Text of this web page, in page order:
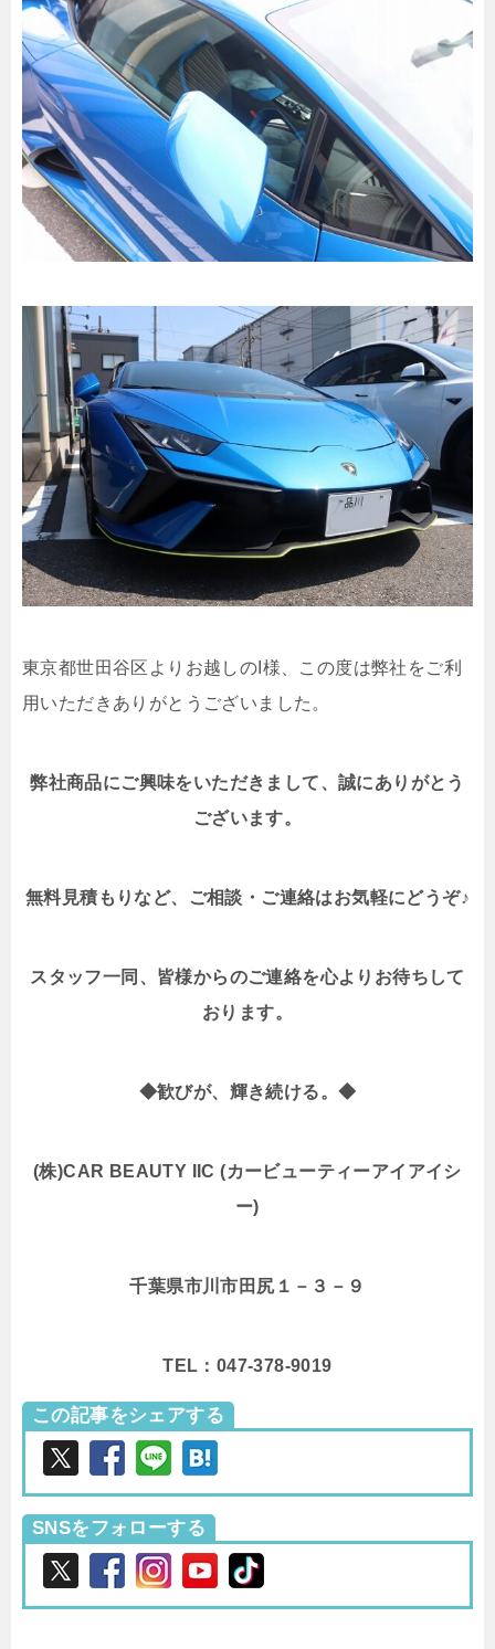
東京都世田谷区よりお越しのI様、この度は弊社をご利
用いただきありがとうございました。
弊社商品にご興味をいただきまして、誠にありがとう
ございます。
無料見積もりなど、ご相談・ご連絡はお気軽にどうぞ♪
スタッフ一同、皆様からのご連絡を心よりお待ちして
おります。
◆歓びが、輝き続ける。◆
(株)CAR BEAUTY IIC (カービューティーアイアイシ
ー)
千葉県市川市田尻１－３－９
TEL：047-378-9019
この記事をシェアする
SNSをフォローする